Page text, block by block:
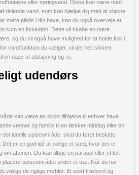
eller springvand. Disse kan være med
rislende vand, som kan hjælpe dig med at slappe
mere plads i din have, kan du også overveje at
som en fiskedam. Dette vil skabe en mere
og du vil også have mulighed for at holde fisk i
vandfunktion du vælger, vil det helt sikkert
oase af afslapning og ro.
udendørs
kan være en skøn tilføjelse til enhver have.
venner og familie til en lækker middag eller en
ideelle spiseområde, skal du først beslutte,
Det er en god idé at vælge et sted, hvor der er
om aftenen. Du kan tilføje en parasol eller et telt
placere spiseområdet under et træ. Når du har
vælge de rigtige møbler. Et stort træbord og